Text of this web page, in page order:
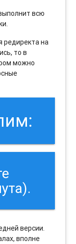
всю
редиректа на
то в
можно
версии.
вполне